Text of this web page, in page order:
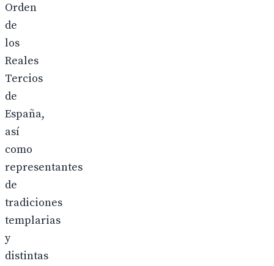
Orden
de
los
Reales
Tercios
de
España,
así
como
representantes
de
tradiciones
templarias
y
distintas